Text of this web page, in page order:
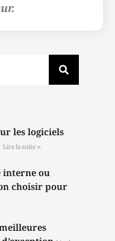
les logiciels
Lire la suite »
interne ou
choisir pour